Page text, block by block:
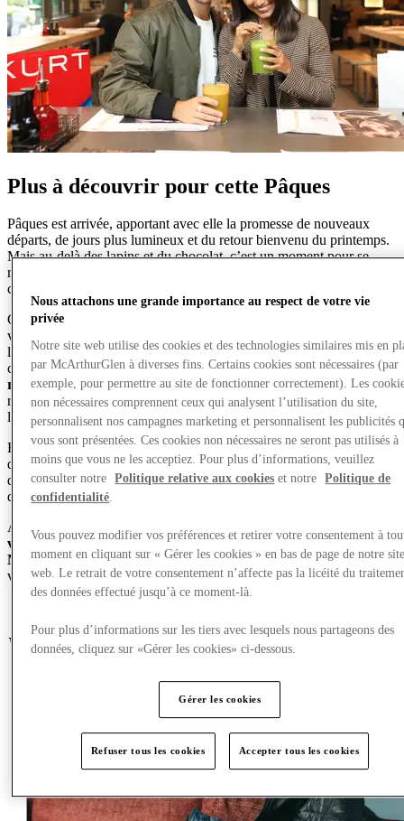
Plus à découvrir pour cette Pâques
Pâques est arrivée, apportant avec elle la promesse de nouveaux
départs, de jours plus lumineux et du retour bienvenu du printemps.
Mais au-delà des lapins et du chocolat, c’est un moment pour se
rassembler, partager du temps avec ses proches et profiter des petites
choses qui rendent la saison spéciale.
ChezMcArthurGlen West Midlands
vous avez besoin pour une Pâques bien remplie – des moments
ludiques en famille au style sans effort, avec des marques de
créateurs à moindre coût etdes économies allant jusqu’à 60 % de
réduction. Découvrez les dernières nouveautés printanières,
rafraîchissez votre garde-robe et explorez la mode, les accessoires et
les petits luxes des marques que vous aimez.
Et puisque Pâques est autant une histoire de création de souvenirs
que de friandises, pourquoi ne pas en faire une journée ? Profitez
d’une pause café détendue chez Brew’d ou asseyez-vous pour un
délicieux repas dans l’un de nos
Avec le
gratuit , le stationnement gratuit et
la recharge des
véhicules électriques, votre journée à McArthurGlen West
Midlandss’annonce aussi fluide qu’agréable. Alors, planifiez votre
visite aujourd’hui pour que cette Pâques soit inoubliable.
What est en marche
Nous attachons une grande importance au respect de votre vie
privée
Notre site web utilise des cookies et des technologies similaires mis en
par McArthurGlen à diverses fins. Certains cookies sont nécessaires (par
exemple, pour permettre au site de fonctionner correctement). Les
non nécessaires comprennent ceux qui analysent l’utilisation du site,
personnalisent nos campagnes marketing et personnalisent les publicités
vous sont présentées. Ces cookies non nécessaires ne seront pas utilisés à
moins que vous ne les acceptiez. Pour plus d’informations, veuillez
consulter notre
Politique relative aux cookies et notre
Politique de
confidentialité.
Vous pouvez modifier vos préférences et retirer votre consentement à
moment en cliquant sur « Gérer les cookies » en bas de page de notre
web. Le retrait de votre consentement n’affecte pas la licéité du
des données effectué jusqu’à ce moment-là.
Pour plus d’informations sur les tiers avec lesquels nous partageons des
données, cliquez sur «Gérer les cookies» ci-dessous.
Gérer les cookies
Refuser tous les cookies Accepter tous les cookies